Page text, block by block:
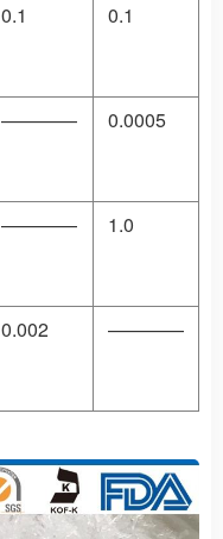
0.1 0.1
———— 0.0005
———— 1.0
0.002 ————